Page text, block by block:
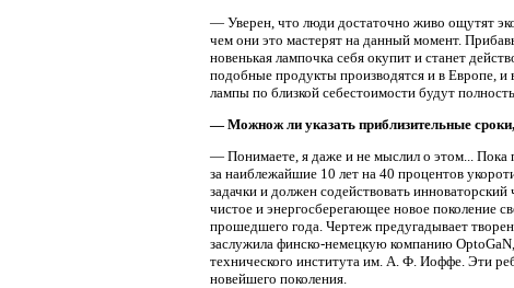
— Уверен, что люди достаточно живо ощутят
чем они это мастерят на данный момент.
новенькая лампочка себя окупит и станет
подобные продукты производятся и в Европе,
лампы по близкой себестоимости будут
— Можнож ли указать приблизительные
— Понимаете, я даже и не мыслил о этом... Пока
за наиблежайшие 10 лет на 40 процентов
задачки и должен содействовать
чистое и энергосберегающее новое поколение
прошедшего года. Чертеж предугадывает
заслужила финско-немецкую компанию
технического института им. А. Ф. Иоффе. Эти
новейшего поколения.